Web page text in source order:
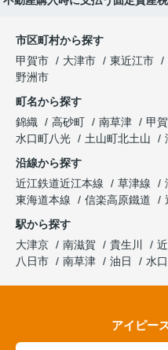
市区町村から探す
甲賀市
大津市 東近江市
野洲市
町名から探す
錦織
高砂町 南草津 甲
水口町八光
土山町北土山
沿線から探す
近江鉄道近江本線
草津線
東海道本線
信楽高原鐵道
駅から探す
大津京
南滋賀 貴生川
八日市
南草津 油日 水口
アイピー